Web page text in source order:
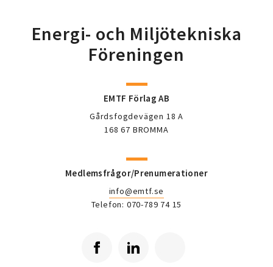
Energi- och Miljötekniska
Föreningen
EMTF Förlag AB
Gårdsfogdevägen 18 A
168 67 BROMMA
Medlemsfrågor/Prenumerationer
info@emtf.se
Telefon: 070-789 74 15